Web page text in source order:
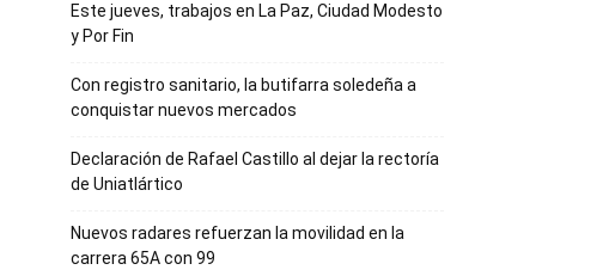
Este jueves, trabajos en La Paz, Ciudad Modesto
y Por Fin
Con registro sanitario, la butifarra soledeña a
conquistar nuevos mercados
Declaración de Rafael Castillo al dejar la rectoría
de Uniatlártico
Nuevos radares refuerzan la movilidad en la
carrera 65A con 99